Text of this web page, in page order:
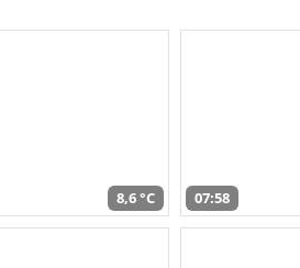
8,6 °C 07:58